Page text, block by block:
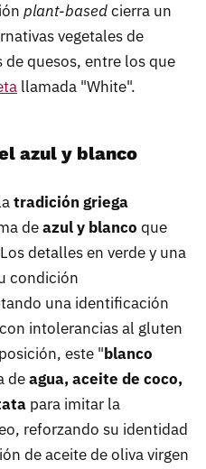
plant-basedcierra un
vegetales de
quesos, entre los que
llamada "White".
azul y blanco
tradición griega
deazul y blanco que
detalles en verde y una
condición
una identificación
intolerancias al gluten
este "blanco
deagua, aceite de coco,
para imitar la
reforzando su identidad
de aceite de oliva virgen